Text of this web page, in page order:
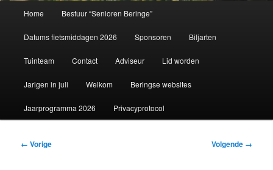
Home Bestuur “Senioren Beringe”
Datums fietsmiddagen 2026 Sponsoren Biljarten
Tuinteam Contact Adviseur Lid worden
Jarigen in juli Welkom Beringse websites
Jaarprogramma 2026 Privacyprotocol
Afbeeldingsnavigatie
← Vorige Volgende →